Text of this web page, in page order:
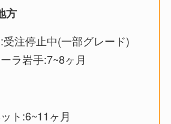
方
注停止中(一部グレード)
ラ岩手:7~8ヶ月
ト:6~11ヶ月